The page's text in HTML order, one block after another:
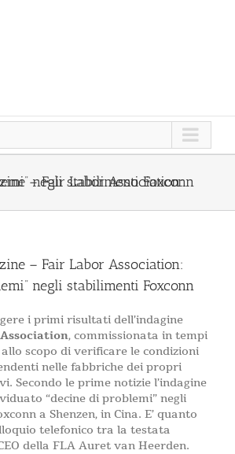
Association: “decine di problemi” negli stabilimenti Foxconn
– Fair Labor Association:
negli stabilimenti Foxconn
i primi risultati dell’indagine
, commissionata in tempi
allo scopo di verificare le condizioni
nelle fabbriche dei propri
Secondo le prime notizie l’indagine
“decine di problemi” negli
a Shenzen, in Cina. E’ quanto
telefonico tra la testata
della FLA Auret van Heerden.